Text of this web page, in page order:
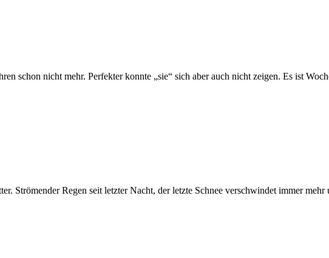
schon nicht mehr. Perfekter konnte „sie“ sich aber auch nicht zeigen. Es ist
Strömender Regen seit letzter Nacht, der letzte Schnee verschwindet immer